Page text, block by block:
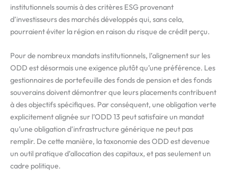
institutionnels soumis à des critères ESG provenant
d’investisseurs des marchés développés qui, sans cela,
pourraient éviter la région en raison du risque de crédit perçu.
Pour de nombreux mandats institutionnels, l’alignement sur les
ODD est désormais une exigence plutôt qu’une préférence. Les
gestionnaires de portefeuille des fonds de pension et des fonds
souverains doivent démontrer que leurs placements contribuent
à des objectifs spécifiques. Par conséquent, une obligation verte
explicitement alignée sur l’ODD 13 peut satisfaire un mandat
qu’une obligation d’infrastructure générique ne peut pas
remplir. De cette manière, la taxonomie des ODD est devenue
un outil pratique d’allocation des capitaux, et pas seulement un
cadre politique.